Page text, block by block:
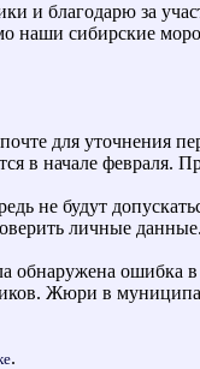
и благодарю за
наши сибирские
для уточнения
в начале февраля.
не будут
личные данные.
обнаружена
Жюри в
.